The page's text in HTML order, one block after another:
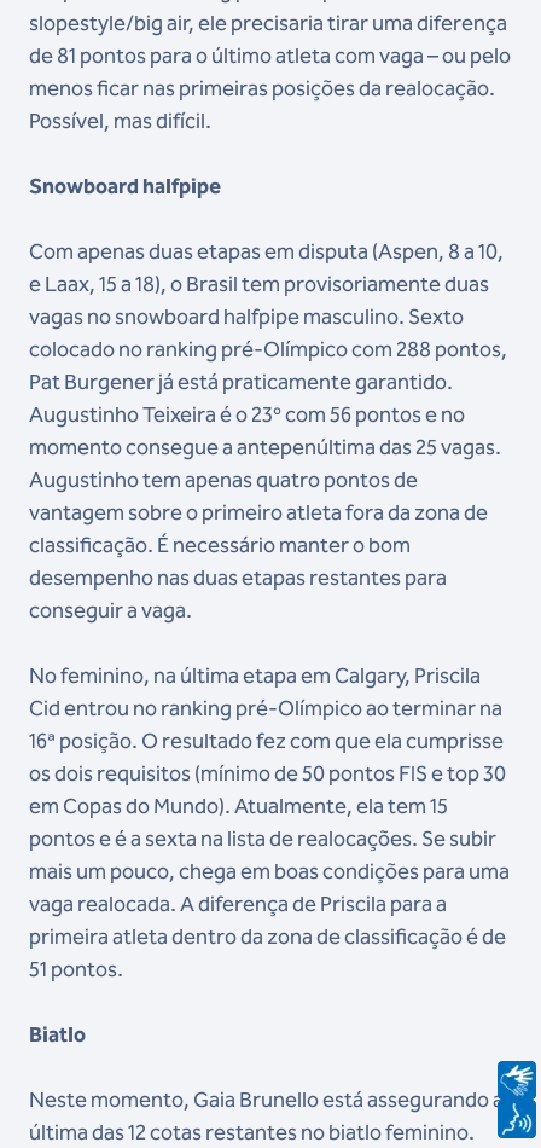
slopestyle/big air, ele precisaria tirar uma diferença
de 81 pontos para o último atleta com vaga – ou pelo
menos ficar nas primeiras posições da realocação.
Possível, mas difícil.
Snowboard halfpipe
Com apenas duas etapas em disputa (Aspen, 8 a 10,
e Laax, 15 a 18), o Brasil tem provisoriamente duas
vagas no snowboard halfpipe masculino. Sexto
colocado no ranking pré-Olímpico com 288 pontos,
Pat Burgener já está praticamente garantido.
Augustinho Teixeira é o 23º com 56 pontos e no
momento consegue a antepenúltima das 25 vagas.
Augustinho tem apenas quatro pontos de
vantagem sobre o primeiro atleta fora da zona de
classificação. É necessário manter o bom
desempenho nas duas etapas restantes para
conseguir a vaga.
No feminino, na última etapa em Calgary, Priscila
Cid entrou no ranking pré-Olímpico ao terminar na
16ª posição. O resultado fez com que ela cumprisse
os dois requisitos (mínimo de 50 pontos FIS e top 30
em Copas do Mundo). Atualmente, ela tem 15
pontos e é a sexta na lista de realocações. Se subir
mais um pouco, chega em boas condições para uma
vaga realocada. A diferença de Priscila para a
primeira atleta dentro da zona de classificação é de
51 pontos.
Biatlo
Neste momento, Gaia Brunello está assegurando a
última das 12 cotas restantes no biatlo feminino.